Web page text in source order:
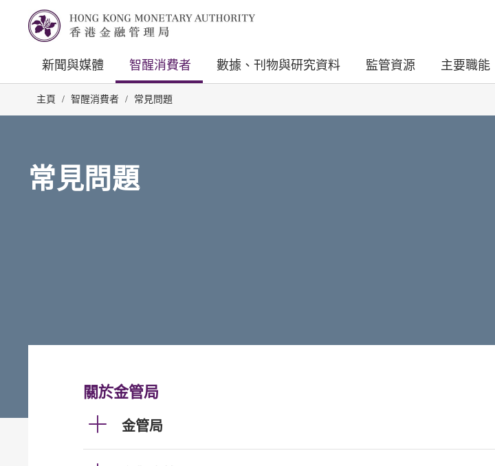
新聞與媒體 智醒消費者 數據、刊物與研究資料 監管資源 主要職能
主頁 / 智醒消費者 / 常見問題
常見問題
關於金管局
金管局